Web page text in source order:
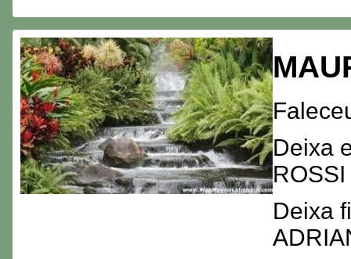
Deixa
Deixa